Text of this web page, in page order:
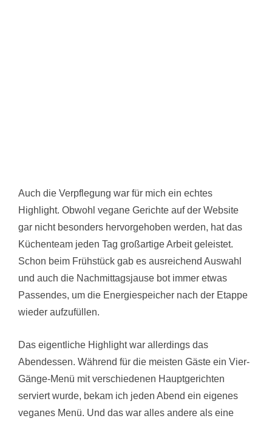
Auch die Verpflegung war für mich ein echtes
Highlight. Obwohl vegane Gerichte auf der Website
gar nicht besonders hervorgehoben werden, hat das
Küchenteam jeden Tag großartige Arbeit geleistet.
Schon beim Frühstück gab es ausreichend Auswahl
und auch die Nachmittagsjause bot immer etwas
Passendes, um die Energiespeicher nach der Etappe
wieder aufzufüllen.
Das eigentliche Highlight war allerdings das
Abendessen. Während für die meisten Gäste ein Vier-
Gänge-Menü mit verschiedenen Hauptgerichten
serviert wurde, bekam ich jeden Abend ein eigenes
veganes Menü. Und das war alles andere als eine